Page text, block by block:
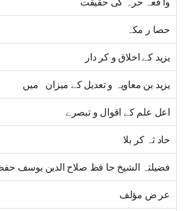
حصا ر مکہ
یزید کے اخلاق و کر دار
یزید بن معاویہ و تعدیل کے میزان میں
اعل علم کے اقوال و تبصرے
حاد ثہ کر بلا
فضیلتہ الشیخ حا فظ صلاح الدین یوسف حفظ
عر ض مؤلف